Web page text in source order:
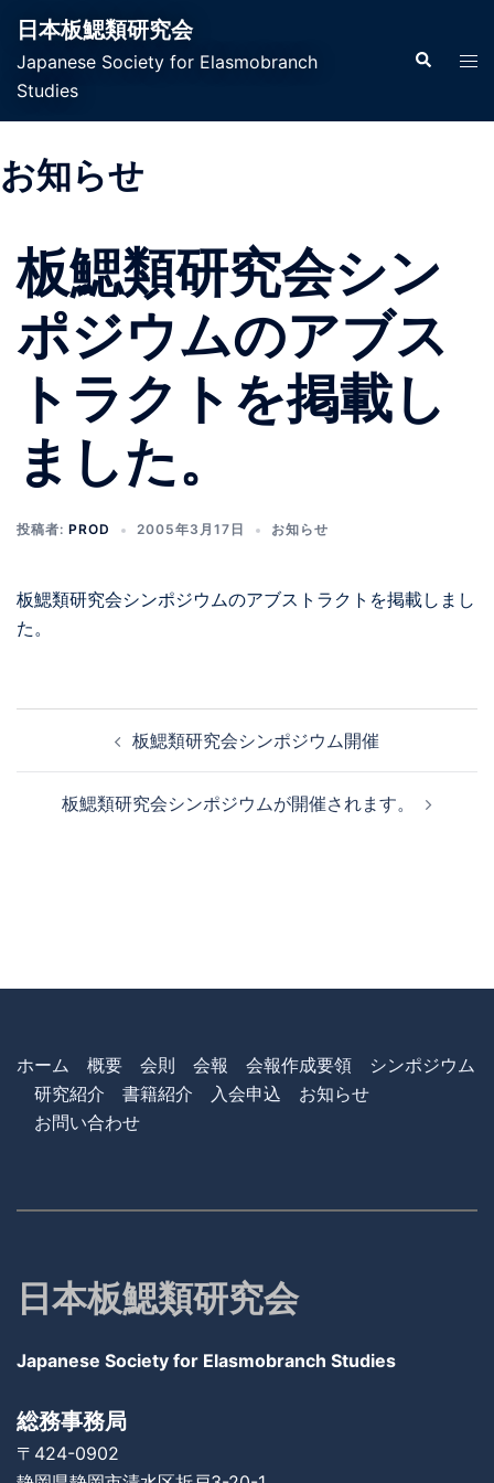
日本板鰓類研究会
Japanese Society for Elasmobranch
Studies
お知らせ
板鰓類研究会シン
ポジウムのアブス
トラクトを掲載し
ました。
投稿者: PROD 2005年3月17日 お知らせ
板鰓類研究会シンポジウムのアブストラクトを掲載しまし
た。
板鰓類研究会シンポジウム開催
板鰓類研究会シンポジウムが開催されます。
ホーム 概要 会則 会報 会報作成要領
シンポジウム
研究紹介
書籍紹介 入会申込
お知らせ
お問い合わせ
日本板鰓類研究会
Japanese Society for Elasmobranch Studies
総務事務局
〒424-0902